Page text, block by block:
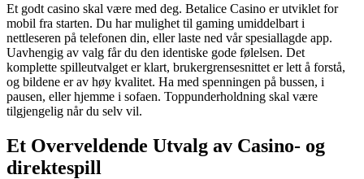
Et godt casino skal være med deg. Betalice Casino er utviklet for
mobil fra starten. Du har mulighet til gaming umiddelbart i
nettleseren på telefonen din, eller laste ned vår spesiallagde app.
Uavhengig av valg får du den identiske gode følelsen. Det
komplette spilleutvalget er klart, brukergrensesnittet er lett å forstå,
og bildene er av høy kvalitet. Ha med spenningen på bussen, i
pausen, eller hjemme i sofaen. Toppunderholdning skal være
tilgjengelig når du selv vil.
Et Overveldende Utvalg av Casino- og
direktespill